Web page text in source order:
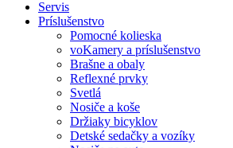
Servis
Príslušenstvo
Pomocné kolieska
voKamery a príslušenstvo
Brašne a obaly
Reflexné prvky
Svetlá
Nosiče a koše
Držiaky bicyklov
Detské sedačky a vozíky